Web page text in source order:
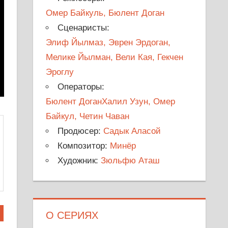
Омер Байкуль, Бюлент Доган
Сценаристы:
Элиф Йылмаз, Эврен Эрдоган,
Мелике Йылман, Вели Кая, Гекчен
Эроглу
Операторы:
Бюлент ДоганХалил Узун, Омер
Байкул, Четин Чаван
Продюсер: Садык Аласой
Композитор: Минёр
Художник:Зюльфю Аташ
О СЕРИЯХ